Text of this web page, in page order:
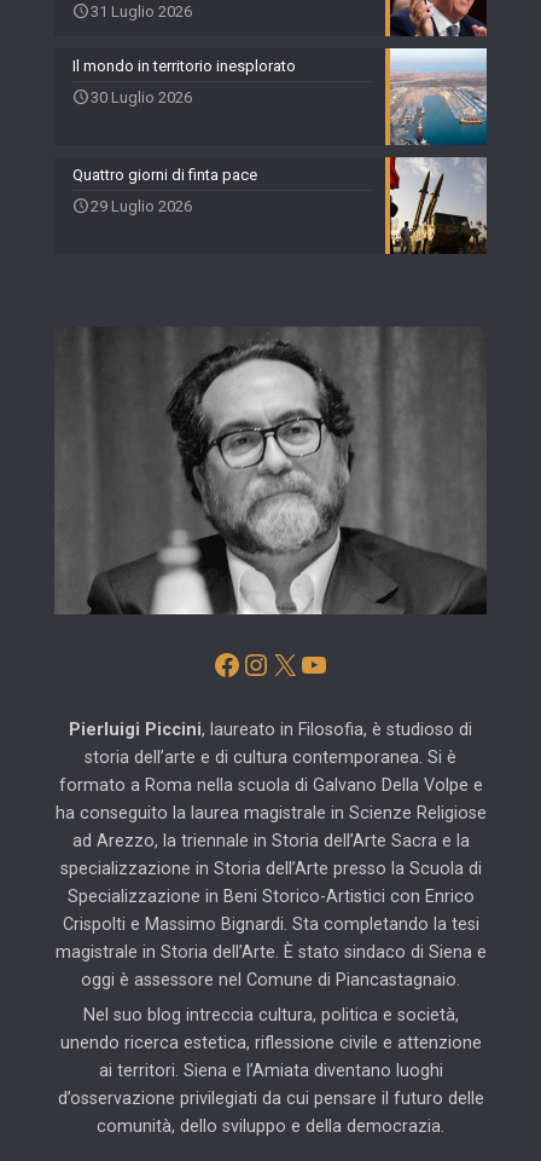
31 Luglio 2026
Il mondo in territorio inesplorato
30 Luglio 2026
Quattro giorni di finta pace
29 Luglio 2026
Facebook
Instagram
X YouTube
Pierluigi Piccini, laureato in Filosofia, è studioso di
storia dell’arte e di cultura contemporanea. Si è
formato a Roma nella scuola di Galvano Della Volpe e
ha conseguito la laurea magistrale in Scienze Religiose
ad Arezzo, la triennale in Storia dell’Arte Sacra e la
specializzazione in Storia dell’Arte presso la Scuola di
Specializzazione in Beni Storico-Artistici con Enrico
Crispolti e Massimo Bignardi. Sta completando la tesi
magistrale in Storia dell’Arte. È stato sindaco di Siena e
oggi è assessore nel Comune di Piancastagnaio.
Nel suo blog intreccia cultura, politica e società,
unendo ricerca estetica, riflessione civile e attenzione
ai territori. Siena e l’Amiata diventano luoghi
d’osservazione privilegiati da cui pensare il futuro delle
comunità, dello sviluppo e della democrazia.